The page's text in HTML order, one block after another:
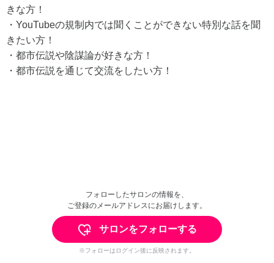
きな方！
・YouTubeの規制内では聞くことができない特別な話を聞
きたい方！
・都市伝説や陰謀論が好きな方！
・都市伝説を通じて交流をしたい方！
フォローしたサロンの情報を、
ご登録のメールアドレスにお届けします。
サロンをフォローする
※フォローはログイン後に反映されます。